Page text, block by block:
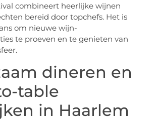
combineert heerlijke wijnen
bereid door topchefs. Het is
om nieuwe wijn-
te proeven en te genieten van
dineren en
table
in Haarlem